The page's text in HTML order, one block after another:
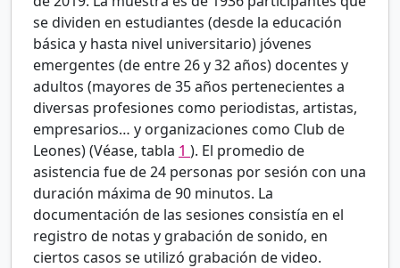
se dividen en estudiantes (desde la educación
básica y hasta nivel universitario) jóvenes
emergentes (de entre 26 y 32 años) docentes y
adultos (mayores de 35 años pertenecientes a
diversas profesiones como periodistas, artistas,
empresarios… y organizaciones como Club de
Leones) (Véase, tabla 1 ). El promedio de
asistencia fue de 24 personas por sesión con una
duración máxima de 90 minutos. La
documentación de las sesiones consistía en el
registro de notas y grabación de sonido, en
ciertos casos se utilizó grabación de video.